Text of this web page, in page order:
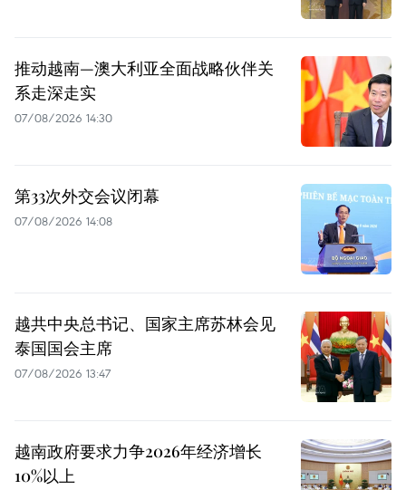
推动越南—澳大利亚全面战略伙伴关
系走深走实
07/08/2026 14:30
第33次外交会议闭幕
07/08/2026 14:08
越共中央总书记、国家主席苏林会见
泰国国会主席
07/08/2026 13:47
越南政府要求力争2026年经济增长
10%以上